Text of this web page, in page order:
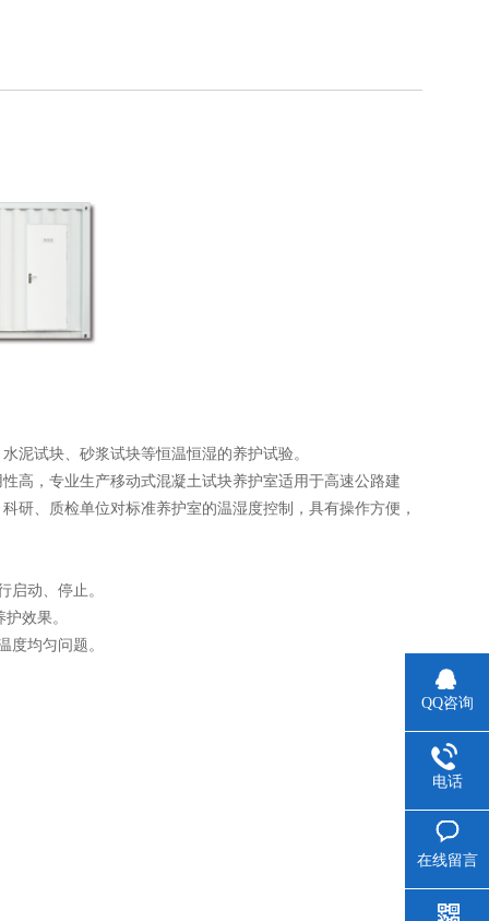
试块、砂浆试块等恒温恒湿的养护试验。
，专业生产移动式混凝土试块养护室适用于高速公路建
研、质检单位对标准养护室的温湿度控制，具有操作方便，
动、停止。
效果。
均匀问题。
QQ咨询
电话
在线留言